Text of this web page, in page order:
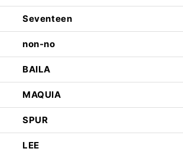
Seventeen
non-no
BAILA
MAQUIA
SPUR
LEE